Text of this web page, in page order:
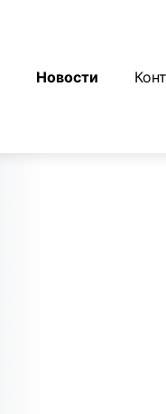
Новости